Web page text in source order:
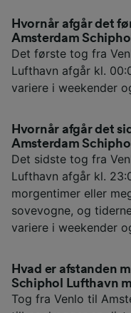
Hvornår afgår det
Amsterdam
Det første tog fra
Lufthavn afgår kl.
variere i weekender
Hvornår afgår det
Amsterdam
Det sidste tog fra
Lufthavn afgår kl.
morgentimer eller
sovevogne, og
variere i weekender
Hvad er afstanden
Schiphol Lufthavn
Tog fra Venlo til